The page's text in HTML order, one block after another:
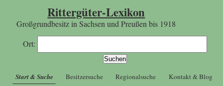
Rittergüter-Lexikon
Großgrundbesitz in Sachsen und Preußen bis 1918
Ort:
Start & Suche Besitzersuche Regionalsuche Kontakt & Blog